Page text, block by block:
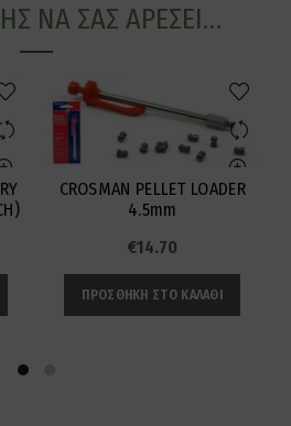
ΝΑ ΣΑΣ ΑΡΈΣΕΙ…
CROSMAN PELLET LOADER
4.5mm
€14.70
ΠΡΟΣΘΉΚΗ ΣΤΟ ΚΑΛΆΘΙ